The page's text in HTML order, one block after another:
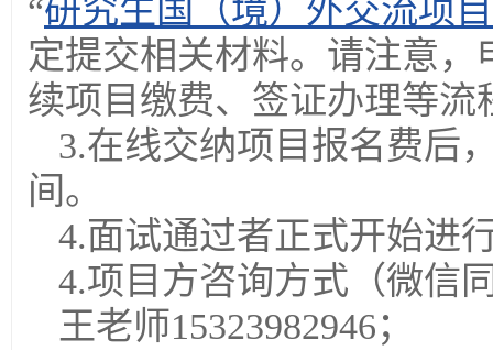
“研究生国（境）外交流项
定提交相关材料。请注意
续项目缴费、签证办理等流
3.在线交纳项目报名费后
间。
4.面试通过者正式开始进
4.项目方咨询方式（微信
王老师15323982946；